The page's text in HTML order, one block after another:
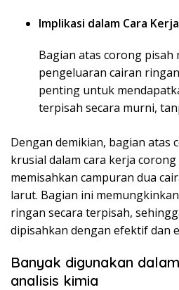
Implikasi dalam Cara
Bagian atas corong pisah
pengeluaran cairan
penting untuk
terpisah secara murni,
Dengan demikian, bagian atas
krusial dalam cara kerja
memisahkan campuran dua
larut. Bagian ini
ringan secara terpisah,
dipisahkan dengan efektif dan
Banyak digunakan
analisis kimia